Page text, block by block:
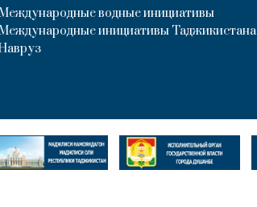
водные инициативы
инициативы Таджикистана